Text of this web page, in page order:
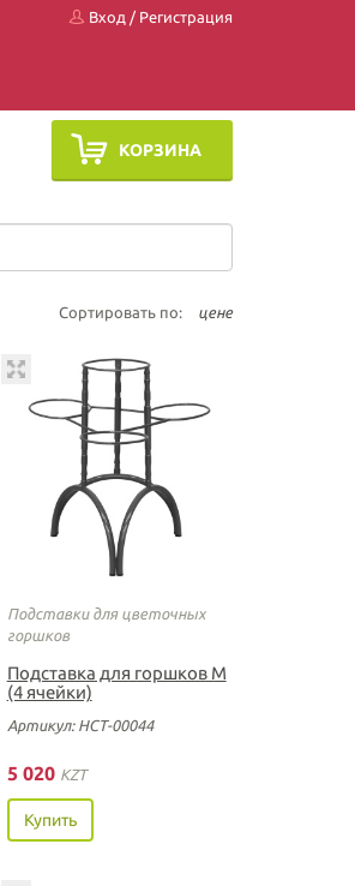
Вход / Регистрация
КОРЗИНА
Сортировать по: цене
Подставки для цветочных
горшков
Подставка для горшков М
(4 ячейки)
Артикул: НСТ-00044
5 020 KZT
Купить